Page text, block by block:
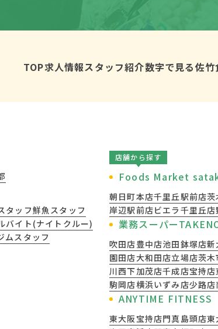
TOP求人情報スタッフ紹介数字で見る佐
タッフ鮮魚スタッフ
バイト(ナイトクルー)
ムスタッフ
店舗から探す
Foods Market
朝日町本店千里丘駅前店茨
岸辺駅前店ビエラ千里丘店
業務スーパー
吹田店豊中店池田鉢塚店新
園田店大和田店立場店茨
川西下加茂店千成店宝持店
駒岡店横浜いずみ店少路店
ANYTIME FITNESS
東大阪宝持店門真島頭店東